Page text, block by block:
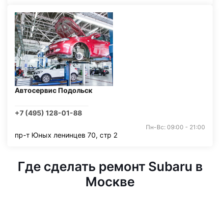
Автосервис Подольск
+7 (495) 128-01-88
Пн-Вс: 09:00 - 21:00
пр-т Юных ленинцев 70, стр 2
Где сделать ремонт Subaru в
Москве